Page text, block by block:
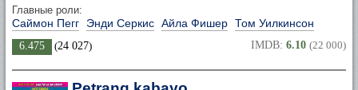
Главные роли:
Саймон Пегг Энди Серкис Айла Фишер Том Уилкинсон
6.475 (24 027) IMDB: 6.10 (22 000)